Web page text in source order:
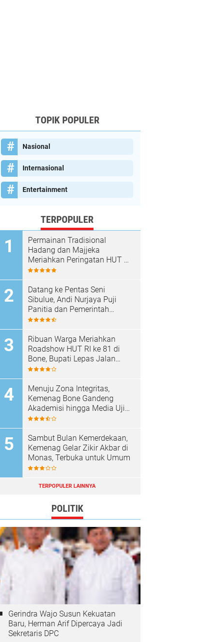
TOPIK POPULER
Nasional
Internasional
Entertainment
TERPOPULER
Permainan Tradisional
Hadang dan Majjeka
Meriahkan Peringatan HUT RI
di Sibulue
Datang ke Pentas Seni
Sibulue, Andi Nurjaya Puji
Panitia dan Pemerintah
Kecamatan
Ribuan Warga Meriahkan
Roadshow HUT RI ke 81 di
Bone, Bupati Lepas Jalan
Santai
Menuju Zona Integritas,
Kemenag Bone Gandeng
Akademisi hingga Media Uji
Standar Pelayanan
Sambut Bulan Kemerdekaan,
Kemenag Gelar Zikir Akbar di
Monas, Terbuka untuk Umum
TERPOPULER LAINNYA
POLITIK
Gerindra Wajo Susun Kekuatan
Baru, Herman Arif Dipercaya Jadi
Sekretaris DPC